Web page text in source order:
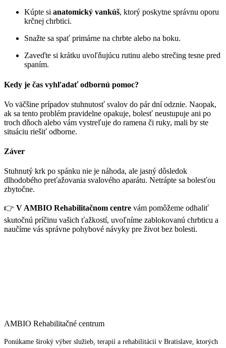
Kúpte si anatomický vankúš, ktorý poskytne správnu oporu
krčnej chrbtici.
Snažte sa spať primárne na chrbte alebo na boku.
Zaveďte si krátku uvoľňujúcu rutinu alebo strečing tesne pred
spaním.
Kedy je čas vyhľadať odbornú pomoc?
Vo väčšine prípadov stuhnutosť svalov do pár dní odznie. Naopak,
ak sa tento problém pravidelne opakuje, bolesť neustupuje ani po
troch dňoch alebo vám vystreľuje do ramena či ruky, mali by ste
situáciu riešiť odborne.
Záver
Stuhnutý krk po spánku nie je náhoda, ale jasný dôsledok
dlhodobého preťažovania svalového aparátu. Netrápte sa bolesťou
zbytočne.
👉 V AMBIO Rehabilitačnom centre vám pomôžeme odhaliť
skutočnú príčinu vašich ťažkostí, uvoľníme zablokovanú chrbticu a
naučíme vás správne pohybové návyky pre život bez bolesti.
AMBIO Rehabilitačné centrum
Ponúkame široký výber služieb, terapií a rehabilitácií v Bratislave, ktorých